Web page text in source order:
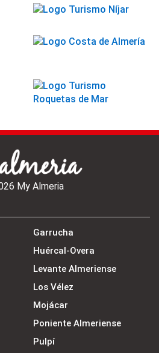
My Almeria
Garrucha
Huércal-Overa
Levante Almeriense
Los Vélez
Mojácar
Poniente Almeriense
Pulpí